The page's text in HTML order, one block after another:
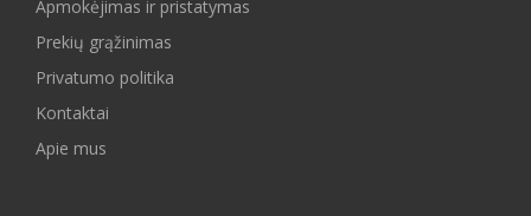
Apmokėjimas ir pristatymas
Prekių grąžinimas
Privatumo politika
Kontaktai
Apie mus